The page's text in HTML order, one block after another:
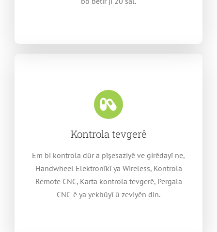
Kontrola tevgerê
Em bi kontrola dûr a pîşesaziyê ve girêdayî ne,
Handwheel Elektronîkî ya Wireless, Kontrola
Remote CNC, Karta kontrola tevgerê, Pergala
CNC-ê ya yekbûyî û zeviyên din.